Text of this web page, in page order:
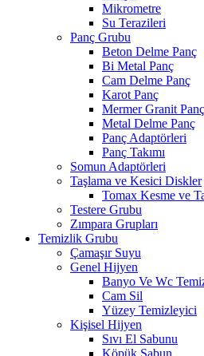
Mikrometre
Su Terazileri
Panç Grubu
Beton Delme Panç
Bi Metal Panç
Cam Delme Panç
Karot Panç
Mermer Granit Panç
Metal Delme Panç
Panç Adaptörleri
Panç Takımı
Somun Adaptörleri
Taşlama ve Kesici Diskler
Tomax Kesme ve
Testere Grubu
Zımpara Grupları
Temizlik Grubu
Çamaşır Suyu
Genel Hijyen
Banyo Ve Wc
Cam Sil
Yüzey Temizleyici
Kişisel Hijyen
Sıvı El Sabunu
Köpük Sabun